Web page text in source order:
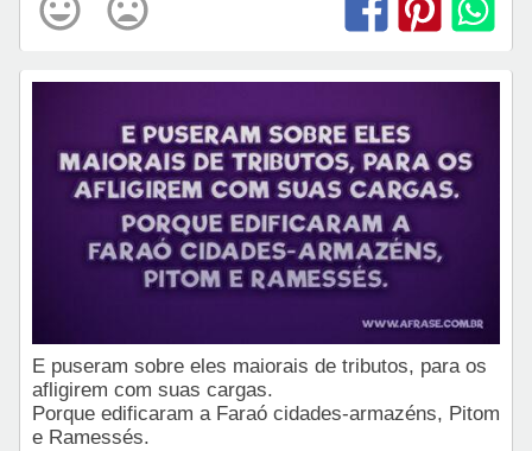
E puseram sobre eles maiorais de tributos, para os
afligirem com suas cargas.
Porque edificaram a Faraó cidades-armazéns, Pitom
e Ramessés.